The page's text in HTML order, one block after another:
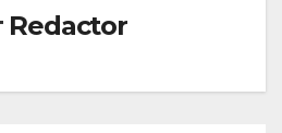
Redactor